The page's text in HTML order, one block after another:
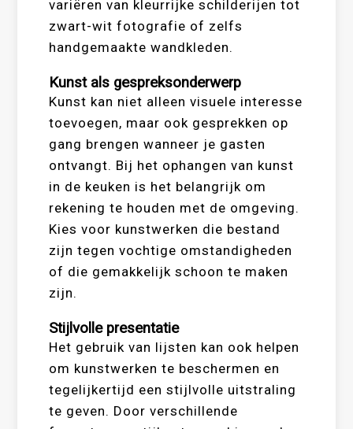
variëren van kleurrijke schilderijen tot
zwart-wit fotografie of zelfs
handgemaakte wandkleden.
Kunst als gespreksonderwerp
Kunst kan niet alleen visuele interesse
toevoegen, maar ook gesprekken op
gang brengen wanneer je gasten
ontvangt. Bij het ophangen van kunst
in de keuken is het belangrijk om
rekening te houden met de omgeving.
Kies voor kunstwerken die bestand
zijn tegen vochtige omstandigheden
of die gemakkelijk schoon te maken
zijn.
Stijlvolle presentatie
Het gebruik van lijsten kan ook helpen
om kunstwerken te beschermen en
tegelijkertijd een stijlvolle uitstraling
te geven. Door verschillende